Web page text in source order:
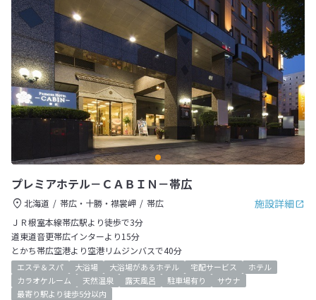
プレミアホテル－ＣＡＢＩＮ－帯広
施設詳細
北海道 帯広・十勝・襟裳岬
帯広
ＪＲ根室本線帯広駅より徒歩で3分
道東道音更帯広インターより15分
とかち帯広空港より空港リムジンバスで40分
エステ＆スパ 大浴場 大浴場があるホテル 宅配サービス
ホテル
カラオケルーム
天然温泉 露天風呂 駐車場有り
サウナ
最寄り駅より徒歩5分以内